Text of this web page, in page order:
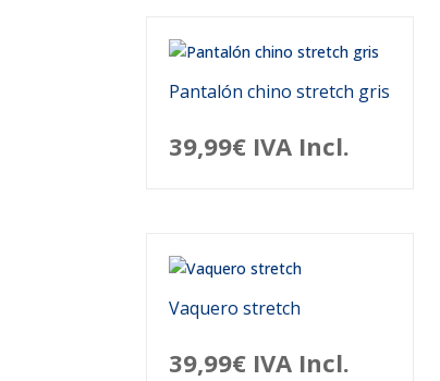
Pantalón chino stretch gris
39,99€ IVA Incl.
Vaquero stretch
39,99€ IVA Incl.